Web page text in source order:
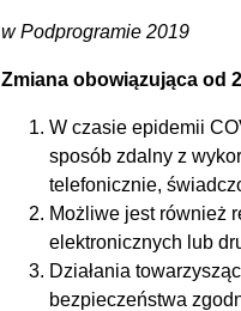
w Podprogramie 2019
Zmiana obowiązująca od
W czasie epidemii
sposób zdalny z
telefonicznie,
Możliwe jest również
elektronicznych lub
Działania
bezpieczeństwa